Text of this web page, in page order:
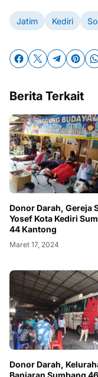
Jatim Kediri
Berita Terkait
Donor Darah, Gereja
Yosef Kota Kediri Sumbang
44 Kantong
Maret 17, 2024
Donor Darah,
Banjaran Sumbang 46